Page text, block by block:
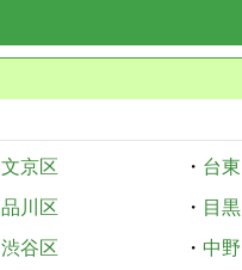
文京区 ・ 台
品川区 ・ 目
渋谷区 ・ 中